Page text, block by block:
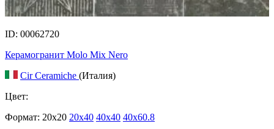
ID: 00062720
Керамогранит Molo Mix Nero
Cir Ceramiche (Италия)
Цвет:
Формат: 20x20 20x40 40x40 40x60.8